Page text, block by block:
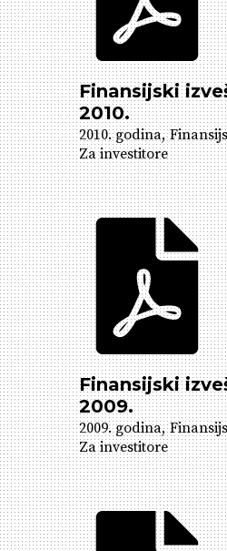
Finansijski
2010.
2010. godina
Za investitore
Finansijski
2009.
2009. godina
Za investitore